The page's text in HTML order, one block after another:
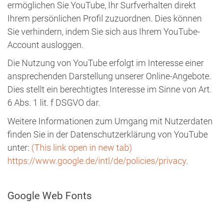
ermöglichen Sie YouTube, Ihr Surfverhalten direkt
Ihrem persönlichen Profil zuzuordnen. Dies können
Sie verhindern, indem Sie sich aus Ihrem YouTube-
Account ausloggen.
Die Nutzung von YouTube erfolgt im Interesse einer
ansprechenden Darstellung unserer Online-Angebote.
Dies stellt ein berechtigtes Interesse im Sinne von Art.
6 Abs. 1 lit. f DSGVO dar.
Weitere Informationen zum Umgang mit Nutzerdaten
finden Sie in der Datenschutzerklärung von YouTube
unter: (This link open in new tab)
https://www.google.de/intl/de/policies/privacy.
Google Web Fonts